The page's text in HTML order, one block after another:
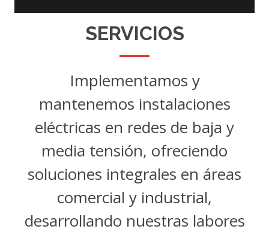
SERVICIOS
Implementamos y
mantenemos instalaciones
eléctricas en redes de baja y
media tensión, ofreciendo
soluciones integrales en áreas
comercial y industrial,
desarrollando nuestras labores